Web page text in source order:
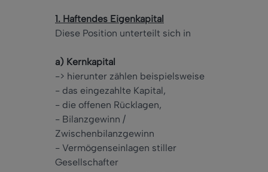
1. Haftendes Eigenkapital
Diese Position unterteilt sich in
a) Kernkapital
-> hierunter zählen beispielsweise
- das eingezahlte Kapital,
- die offenen Rücklagen,
- Bilanzgewinn /
Zwischenbilanzgewinn
- Vermögenseinlagen stiller
Gesellschafter